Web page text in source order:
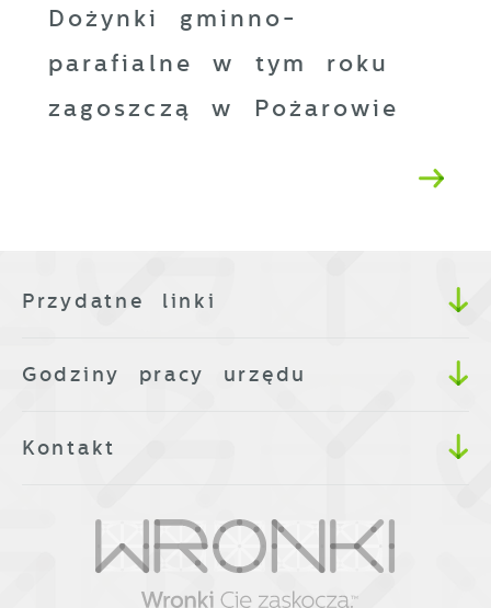
Dożynki gminno-
parafialne w tym roku
zagoszczą w Pożarowie
Przydatne linki
Godziny pracy urzędu
Kontakt